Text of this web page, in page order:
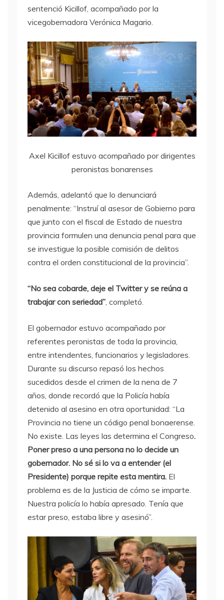
sentenció Kicillof, acompañado por la
vicegobernadora Verónica Magario.
Axel Kicillof estuvo acompañado por dirigentes
peronistas bonarenses
Además, adelantó que lo denunciará
penalmente: “Instruí al asesor de Gobierno para
que junto con el fiscal de Estado de nuestra
provincia formulen una denuncia penal para que
se investigue la posible comisión de delitos
contra el orden constitucional de la provincia”.
“No sea cobarde, deje el Twitter y se reúna a
trabajar con seriedad”, completó.
El gobernador estuvo acompañado por
referentes peronistas de toda la provincia,
entre intendentes, funcionarios y legisladores.
Durante su discurso repasó los hechos
sucedidos desde el crimen de la nena de 7
años, donde recordó que la Policía había
detenido al asesino en otra oportunidad: “La
Provincia no tiene un código penal bonaerense.
No existe. Las leyes las determina el Congreso.
Poner preso a una persona no lo decide un
gobernador. No sé si lo va a entender (el
Presidente) porque repite esta mentira. El
problema es de la Justicia de cómo se imparte.
Nuestra policía lo había apresado. Tenía que
estar preso, estaba libre y asesinó”.